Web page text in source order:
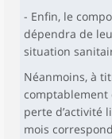
- Enfin, le
dépendra de
situation
Néanmoins, à
comptablement
perte d’activité
mois